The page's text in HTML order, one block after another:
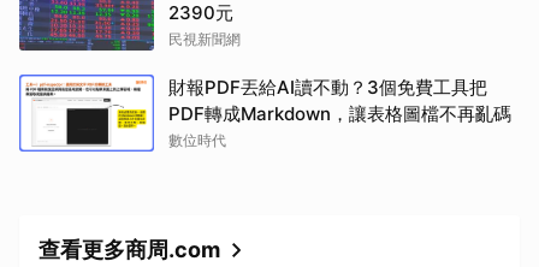
2390元
民視新聞網
財報PDF丟給AI讀不動？3個免費工具把
PDF轉成Markdown，讓表格圖檔不再亂碼
數位時代
查看更多商周.com